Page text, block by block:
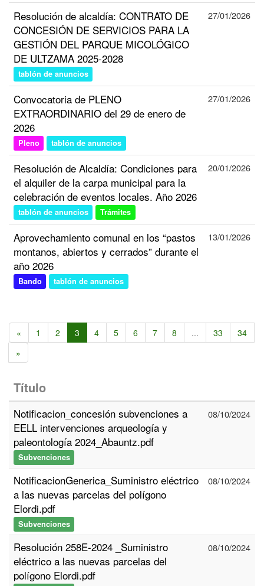
Resolución de alcaldía: CONTRATO DE
CONCESIÓN DE SERVICIOS PARA LA
GESTIÓN DEL PARQUE MICOLÓGICO
DE ULTZAMA 2025-2028
tablón de anuncios
27/01/2026
Convocatoria de PLENO
EXTRAORDINARIO del 29 de enero de
2026
Pleno tablón de anuncios
27/01/2026
Resolución de Alcaldía: Condiciones para
el alquiler de la carpa municipal para la
celebración de eventos locales. Año 2026
tablón de anuncios Trámites
20/01/2026
Aprovechamiento comunal en los “pastos
montanos, abiertos y cerrados” durante el
año 2026
Bando tablón de anuncios
13/01/2026
« 1 2 3 4 5 6 7 8 ... 33
34
»
Título
Notificacion_concesión subvenciones a
EELL intervenciones arqueología y
paleontología 2024_Abauntz.pdf
Subvenciones
08/10/2024
NotificacionGenerica_Suministro eléctrico
a las nuevas parcelas del polígono
Elordi.pdf
Subvenciones
08/10/2024
Resolución 258E-2024 _Suministro
eléctrico a las nuevas parcelas del
polígono Elordi.pdf
08/10/2024